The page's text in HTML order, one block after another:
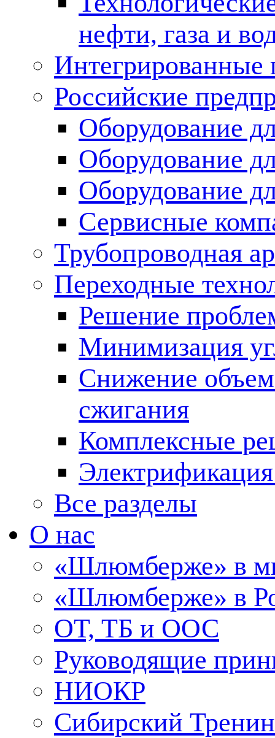
нефти, газа и
Российские
Оборудование
Оборудование
Оборудование
Сервисные
Трубопроводная
Переходные
Решение
Минимизация
Снижение
сжигания
Комплексные
Все разделы
О нас
«Шлюмберже» в
«Шлюмберже» в
ОТ, ТБ и ООС
Руководящие
НИОКР
Сибирский